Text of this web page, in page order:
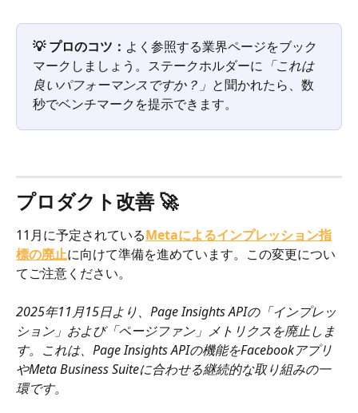
💡 プロのコツ： よく参照する業界ページをブック
マークしましょう。ステークホルダーに 「これは
良いパフォーマンスですか？」 と聞かれたら、数
秒でベンチマークを提示できます。
プロダクト改善 🚀
11月に予定されているMetaによるインプレッション指
標の廃止に向けて準備を進めています。この変更につい
てご注意ください。
2025年11月15日より、Page Insights APIの「インプレッ
ション」および「ページファン」メトリクスを廃止しま
す。これは、Page Insights APIの機能をFacebookアプリ
やMeta Business Suiteに合わせる継続的な取り組みの一
環です。